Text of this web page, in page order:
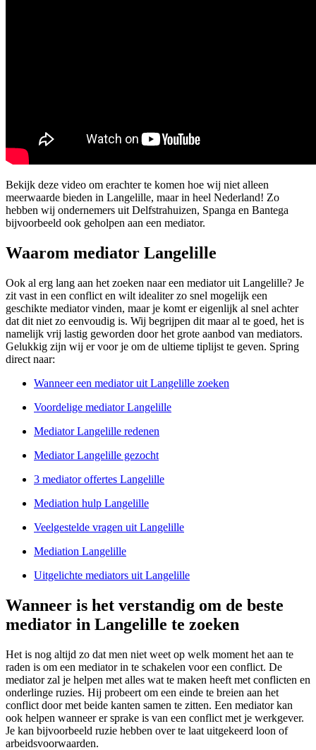
Bekijk deze video om erachter te komen hoe wij niet alleen
meerwaarde bieden in Langelille, maar in heel Nederland! Zo
hebben wij ondernemers uit Delfstrahuizen, Spanga en Bantega
bijvoorbeeld ook geholpen aan een mediator.
Waarom mediator Langelille
Ook al erg lang aan het zoeken naar een mediator uit Langelille? Je
zit vast in een conflict en wilt idealiter zo snel mogelijk een
geschikte mediator vinden, maar je komt er eigenlijk al snel achter
dat dit niet zo eenvoudig is. Wij begrijpen dit maar al te goed, het is
namelijk vrij lastig geworden door het grote aanbod van mediators.
Gelukkig zijn wij er voor je om de ultieme tiplijst te geven. Spring
direct naar:
Wanneer een mediator uit Langelille zoeken
Voordelige mediator Langelille
Mediator Langelille redenen
Mediator Langelille gezocht
3 mediator offertes Langelille
Mediation hulp Langelille
Veelgestelde vragen uit Langelille
Mediation Langelille
Uitgelichte mediators uit Langelille
Wanneer is het verstandig om de beste
mediator in Langelille te zoeken
Het is nog altijd zo dat men niet weet op welk moment het aan te
raden is om een mediator in te schakelen voor een conflict. De
mediator zal je helpen met alles wat te maken heeft met conflicten en
onderlinge ruzies. Hij probeert om een einde te breien aan het
conflict door met beide kanten samen te zitten. Een mediator kan
ook helpen wanneer er sprake is van een conflict met je werkgever.
Je kan bijvoorbeeld ruzie hebben over te laat uitgekeerd loon of
arbeidsvoorwaarden.